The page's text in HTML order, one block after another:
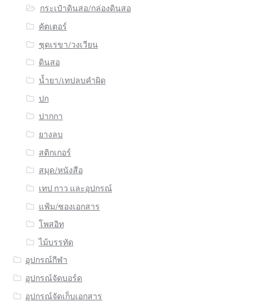
กระเป๋าดินสอ/กล่องดินสอ
คัตเตอร์
ชุดเรขา/วงเวียน
ดินสอ
น้ำยา/เทปลบคำผิด
ปก
ปากกา
ยางลบ
สติกเกอร์
สมุด/หนังสือ
เทป กาว และอุปกรณ์
แฟ้ม/ซองเอกสาร
โพสอิท
ไม้บรรทัด
อุปกรณ์กีฬา
อุปกรณ์จัดบอร์ด
อุปกรณ์จัดเก็บเอกสาร